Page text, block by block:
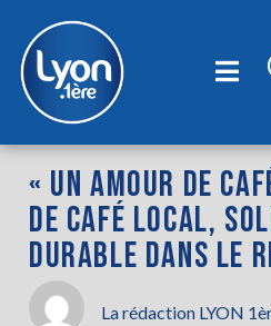
« UN AMOUR DE
DE CAFÉ LOCAL,
DURABLE DANS LE
La rédaction LYON